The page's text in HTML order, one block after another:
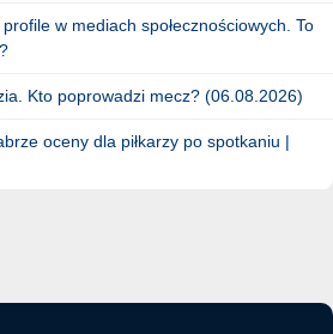
w mediach społecznościowych. To
Kto poprowadzi mecz? (06.08.2026)
oceny dla piłkarzy po spotkaniu |